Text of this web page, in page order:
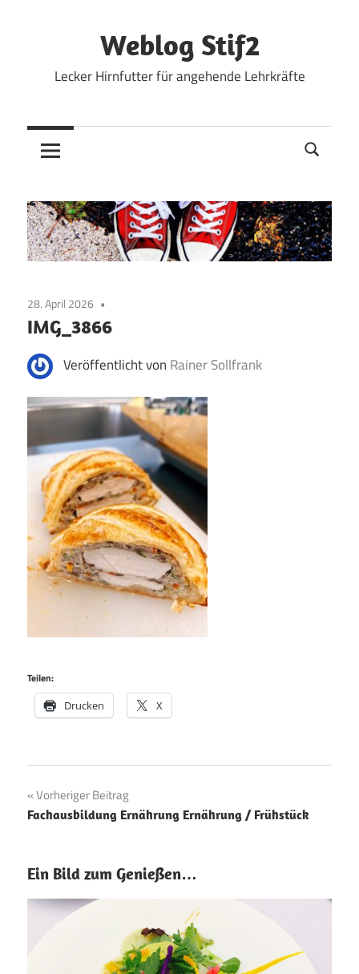
Weblog Stif2
Lecker Hirnfutter für angehende Lehrkräfte
28. April 2026
IMG_3866
Veröffentlicht von Rainer Sollfrank
Teilen:
Drucken X
Beitragsnavigation
Vorheriger Beitrag
Fachausbildung Ernährung Ernährung / Frühstück
Ein Bild zum Genießen…